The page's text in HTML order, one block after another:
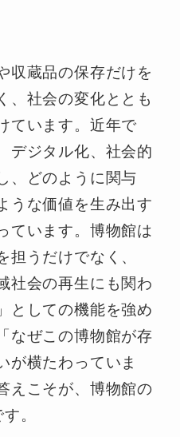
収蔵品の保存だけを
、社会の変化ととも
ています。近年で
デジタル化、社会的
、どのように関与
うな価値を生み出す
ています。博物館は
担うだけでなく、
社会の再生にも関わ
としての機能を強め
なぜこの博物館が存
が横たわっていま
えこそが、博物館の
。